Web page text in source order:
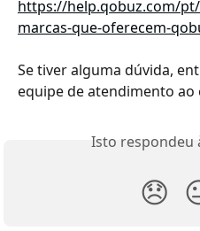
https://help.qobuz.com/
marcas-que-oferecem-
Se tiver alguma dúvida,
equipe de atendimento ao
Isto respondeu
😞